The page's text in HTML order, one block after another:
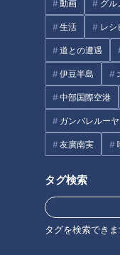
動画 グル
生活 レシ
道との遭遇
伊豆半島
中部国際空港
ガンバレルーヤ
友廣南実
タグ検索
タグを検索できま
お買い得な福袋で揃えよ
帯夜も快適に！爽やか
でも快眠！【デパチャ
タグ
ガンバレル